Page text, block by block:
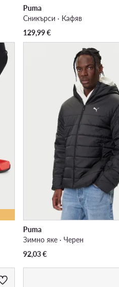
Puma
Сникърси · Кафяв
129,99€
Puma
Зимно яке · Черен
92,03€